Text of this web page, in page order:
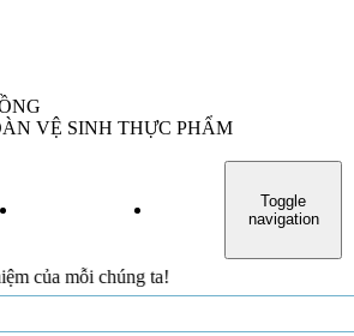
VỆ SINH THỰC PHẨM
VĂN BẢN
Toggle
navigation
chúng ta!